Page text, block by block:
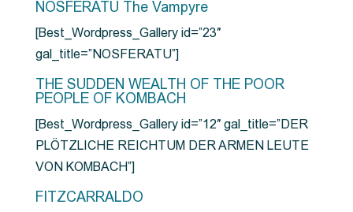
NOSFERATU The Vampyre
[Best_Wordpress_Gallery id=”23″
gal_title=”NOSFERATU”]
THE SUDDEN WEALTH OF THE POOR
PEOPLE OF KOMBACH
[Best_Wordpress_Gallery id=”12″ gal_title=”DER
PLÖTZLICHE REICHTUM DER ARMEN LEUTE
VON KOMBACH”]
FITZCARRALDO